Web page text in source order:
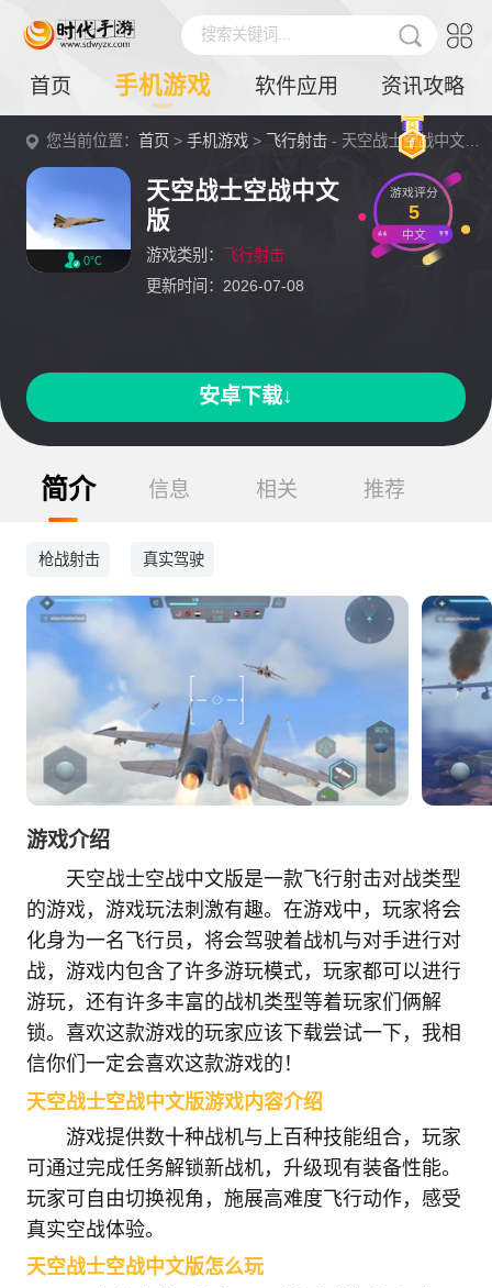
搜索关键词...
首页 手机游戏 软件应用 资讯攻略
您当前位置：首页 >手机游戏 > 飞行射击 - 天空战士空战中文版详情
0℃
天空战士空战中文
版
游戏类别：
飞行射击
更新时间：2026-07-08
游戏评分
5
中文
安卓下载↓
简介 信息 相关 推荐
枪战射击 真实驾驶
游戏介绍
天空战士空战中文版是一款飞行射击对战类型
的游戏，游戏玩法刺激有趣。在游戏中，玩家将会
化身为一名飞行员，将会驾驶着战机与对手进行对
战，游戏内包含了许多游玩模式，玩家都可以进行
游玩，还有许多丰富的战机类型等着玩家们俩解
锁。喜欢这款游戏的玩家应该下载尝试一下，我相
信你们一定会喜欢这款游戏的！
天空战士空战中文版游戏内容介绍
游戏提供数十种战机与上百种技能组合，玩家
可通过完成任务解锁新战机，升级现有装备性能。
玩家可自由切换视角，施展高难度飞行动作，感受
真实空战体验。
天空战士空战中文版怎么玩